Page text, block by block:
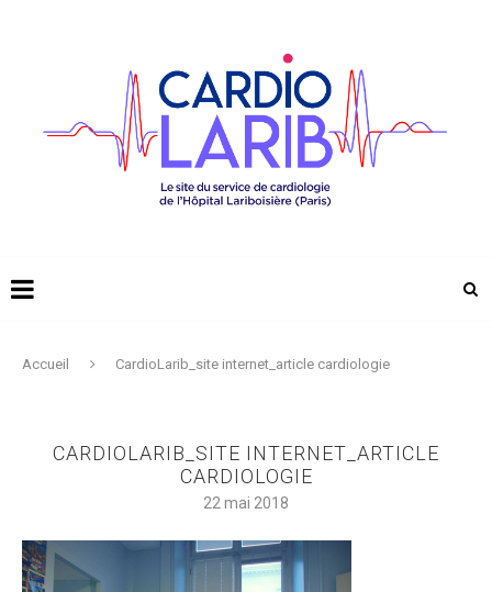
Accueil CardioLarib_site internet_article cardiologie
CARDIOLARIB_SITE INTERNET_ARTICLE
CARDIOLOGIE
22 mai 2018